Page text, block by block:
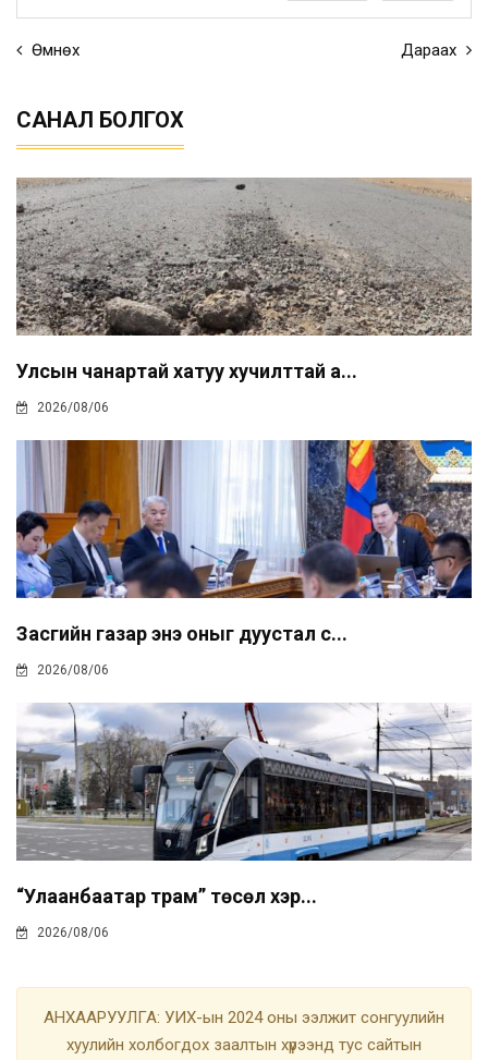
Өмнөх Дараах
САНАЛ БОЛГОХ
Улсын чанартай хатуу хучилттай а...
2026/08/06
Засгийн газар энэ оныг дуустал с...
2026/08/06
“Улаанбаатар трам” төсөл хэр...
2026/08/06
АНХААРУУЛГА: УИХ-ын 2024 оны ээлжит сонгуулийн
хуулийн холбогдох заалтын хүрээнд тус сайтын